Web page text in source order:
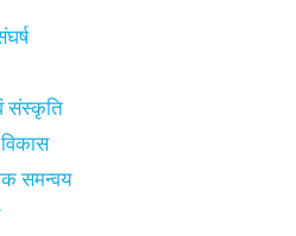
संस्कृति
समन्वय